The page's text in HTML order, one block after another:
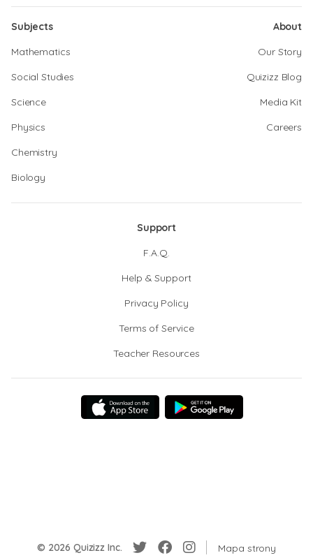
Subjects
Mathematics
Social Studies
Science
Physics
Chemistry
Biology
About
Our Story
Quizizz Blog
Media Kit
Careers
Support
F.A.Q.
Help & Support
Privacy Policy
Terms of Service
Teacher Resources
© 2026 Quizizz Inc. Mapa strony